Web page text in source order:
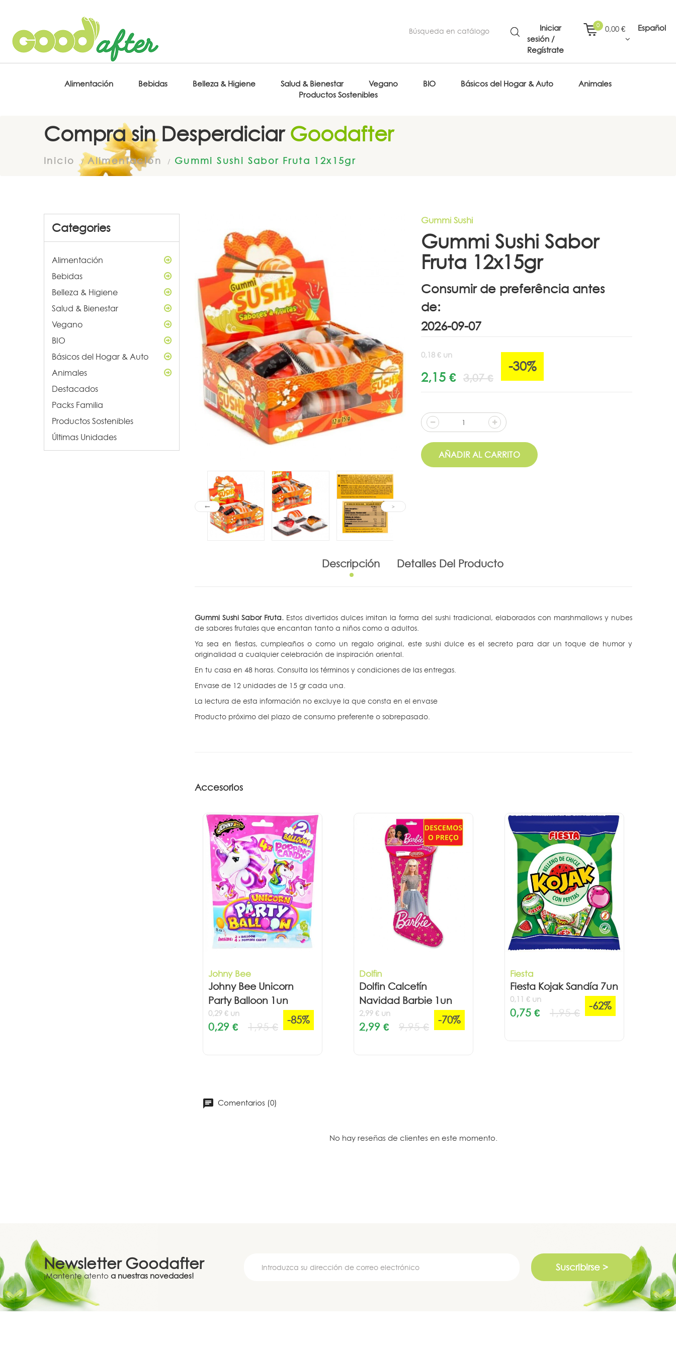
Iniciar
sesión /
Regístrate
0,00 €
0 Español
Alimentación Bebidas Belleza & Higiene Salud & Bienestar Vegano BIO Básicos del Hogar & Auto
Animales
Productos Sostenibles
Compra sin DesperdiciarGoodafter
Inicio Alimentación Gummi Sushi Sabor Fruta 12x15gr
Categories
Alimentación
Bebidas
Belleza & Higiene
Salud & Bienestar
Vegano
BIO
Básicos del Hogar & Auto
Animales
Destacados
Packs Familia
Productos Sostenibles
Últimas Unidades
Gummi Sushi
Gummi Sushi Sabor
Fruta 12x15gr
Consumir de preferência antes
de:
0,18 € un
2,15 € 3,07 €
-30%
AÑADIR AL CARRITO
Descripción Detalles Del Producto
Gummi Sushi Sabor Fruta. Estos divertidos dulces imitan la forma del sushi tradicional, elaborados con marshmallows y nubes
de sabores frutales que encantan tanto a niños como a adultos.
Ya sea en fiestas, cumpleaños o como un regalo original, este sushi dulce es el secreto para dar un toque de humor y
originalidad a cualquier celebración de inspiración oriental.
En tu casa en 48 horas. Consulta los términos y condiciones de las entregas.
Envase de 12 unidades de 15 gr cada una.
La lectura de esta información no excluye la que consta en el envase
Producto próximo del plazo de consumo preferente o sobrepasado.
Accesorios
Johny Bee
Johny Bee Unicorn
Party Balloon 1un
0,29 € un
0,29 € 1,95 €
-85%
Dolfin
Dolfin Calcetín
Navidad Barbie 1un
2,99 € un
2,99 € 9,95 €
-70%
Fiesta
Fiesta Kojak Sandía 7un
0,11 € un
0,75 € 1,95 €
-62%
Comentarios (0)
No hay reseñas de clientes en este momento.
Newsletter Goodafter
¡Mantente atento a nuestras novedades!
Suscribirse >